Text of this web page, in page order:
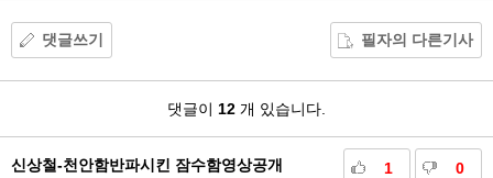
댓글쓰기 필자의 다른기사
글
댓글이 12 개 있습니다.
1 0
신상철-천안함반파시킨 잠수함영상공개